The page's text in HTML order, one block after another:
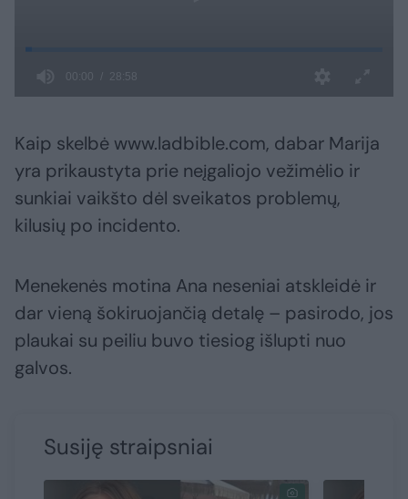
Kaip skelbė www.ladbible.com, dabar Marija
yra prikaustyta prie neįgaliojo vežimėlio ir
sunkiai vaikšto dėl sveikatos problemų,
kilusių po incidento.
Menekenės motina Ana neseniai atskleidė ir
dar vieną šokiruojančią detalę – pasirodo, jos
plaukai su peiliu buvo tiesiog išlupti nuo
galvos.
Susiję straipsniai